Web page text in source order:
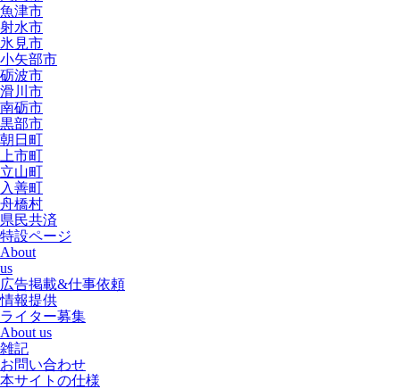
魚津市
射水市
氷見市
小矢部市
砺波市
滑川市
南砺市
黒部市
朝日町
上市町
立山町
入善町
舟橋村
県民共済
特設ページ
About
us
広告掲載&仕事依頼
情報提供
ライター募集
About us
雑記
お問い合わせ
本サイトの仕様